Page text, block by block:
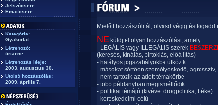
Jelszócsere
Emailcsere
Kategória:
Gyakorlat
Létrehozó:
tirianne
Létrehozás ideje:
2003. augusztus 30.
Utolsó hozzászólás:
2009. április 7.
Mielőtt hozzászólnál, olvasd végig és fogadd
NE küldj el olyan hozzászólást, amely:
- LEGÁLIS vagy ILLEGÁLIS szerek
(keresés, kínálás, birtoklás, előállítás)
- hatályos jogszabályokba ütközik
- másokat sértően személyeskedő, agresszív,
- nem tartozik az adott témakörbe
- több példányban megismétlődik
- politikai témájú (kivéve: drogpolitika, béke)
- kereskedelmi célú